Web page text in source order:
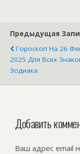
Предыдущая
Гороскоп На 26
2025 Для Всех
Зодиака
Добавить
Ваш адрес email